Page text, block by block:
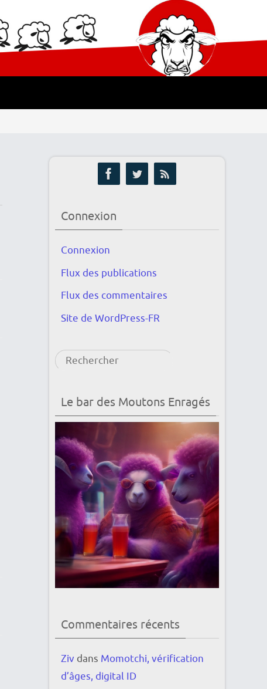
Connexion
Connexion
Flux des publications
Flux des commentaires
Site de WordPress-FR
Rechercher
Le bar des Moutons Enragés
Commentaires récents
Ziv dans Momotchi, vérification
d’âges, digital ID